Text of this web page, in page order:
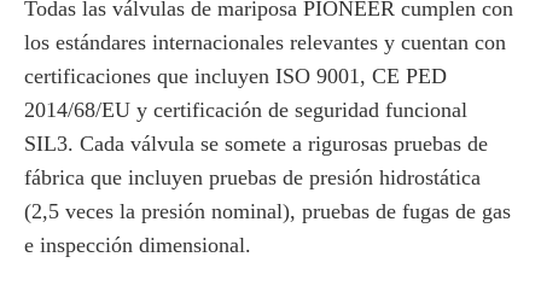
Todas las válvulas de mariposa PIONEER cumplen con
los estándares internacionales relevantes y cuentan con
certificaciones que incluyen ISO 9001, CE PED
2014/68/EU y certificación de seguridad funcional
SIL3. Cada válvula se somete a rigurosas pruebas de
fábrica que incluyen pruebas de presión hidrostática
(2,5 veces la presión nominal), pruebas de fugas de gas
e inspección dimensional.